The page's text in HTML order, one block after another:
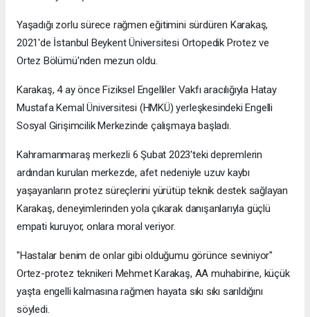
Yaşadığı zorlu sürece rağmen eğitimini sürdüren Karakaş,
2021'de İstanbul Beykent Üniversitesi Ortopedik Protez ve
Ortez Bölümü'nden mezun oldu.
Karakaş, 4 ay önce Fiziksel Engelliler Vakfı aracılığıyla Hatay
Mustafa Kemal Üniversitesi (HMKÜ) yerleşkesindeki Engelli
Sosyal Girişimcilik Merkezinde çalışmaya başladı.
Kahramanmaraş merkezli 6 Şubat 2023'teki depremlerin
ardından kurulan merkezde, afet nedeniyle uzuv kaybı
yaşayanların protez süreçlerini yürütüp teknik destek sağlayan
Karakaş, deneyimlerinden yola çıkarak danışanlarıyla güçlü
empati kuruyor, onlara moral veriyor.
"Hastalar benim de onlar gibi olduğumu görünce seviniyor"
Ortez-protez teknikeri Mehmet Karakaş, AA muhabirine, küçük
yaşta engelli kalmasına rağmen hayata sıkı sıkı sarıldığını
söyledi.